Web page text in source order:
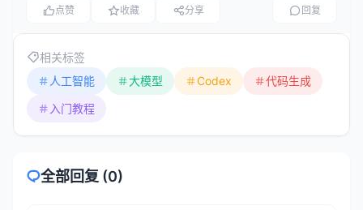
训练过程
预训练：模型在大规模的文本和代码数据集上进行无
监督学习，学习语言的基本结构和模式。
点赞 收藏 分享 回复
相关标签
人工智能
大模型 Codex
代码生成
入门教程
全部回复 (0)